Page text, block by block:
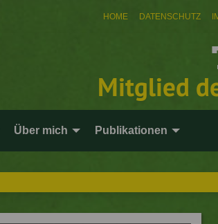
HOME DATENSCHUTZ
Mitglied
Über mich Publikationen